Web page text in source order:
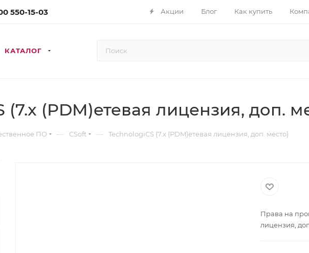
550-15-03 Акции Блог Как купить
КАТАЛОГ
(7.x (PDM)етевая лицензия, доп.
ПО — CSoft — TechnologiCS (7.x (PDM)етевая лицензия, доп. место)
Права на
лицензия,